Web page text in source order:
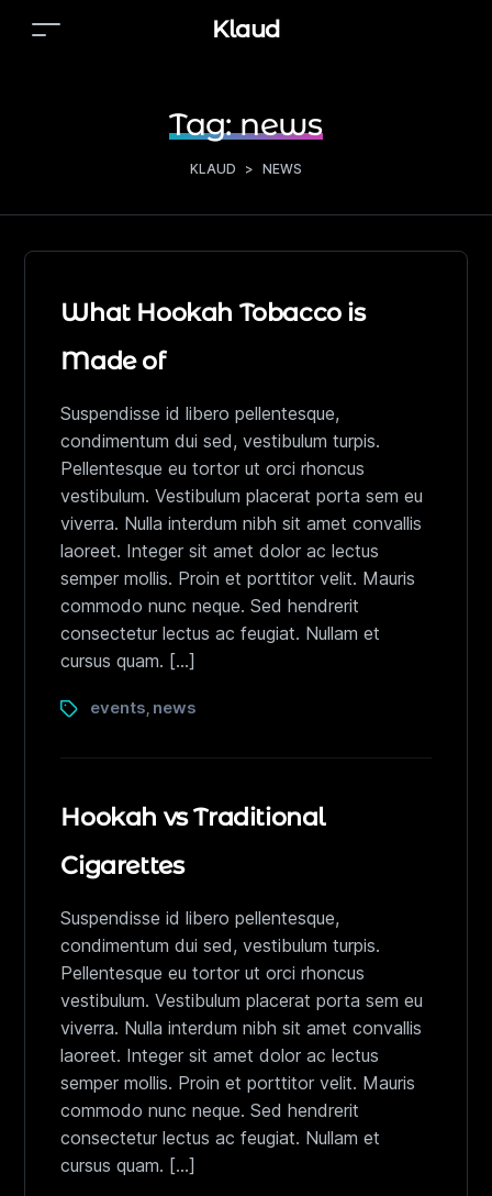
Klaud
Tag:news
KLAUD > NEWS
What Hookah Tobacco is
Made of
Suspendisse id libero pellentesque,
condimentum dui sed, vestibulum turpis.
Pellentesque eu tortor ut orci rhoncus
vestibulum. Vestibulum placerat porta sem eu
viverra. Nulla interdum nibh sit amet convallis
laoreet. Integer sit amet dolor ac lectus
semper mollis. Proin et porttitor velit. Mauris
commodo nunc neque. Sed hendrerit
consectetur lectus ac feugiat. Nullam et
cursus quam. […]
events news
Hookah vs Traditional
Cigarettes
Suspendisse id libero pellentesque,
condimentum dui sed, vestibulum turpis.
Pellentesque eu tortor ut orci rhoncus
vestibulum. Vestibulum placerat porta sem eu
viverra. Nulla interdum nibh sit amet convallis
laoreet. Integer sit amet dolor ac lectus
semper mollis. Proin et porttitor velit. Mauris
commodo nunc neque. Sed hendrerit
consectetur lectus ac feugiat. Nullam et
cursus quam. […]